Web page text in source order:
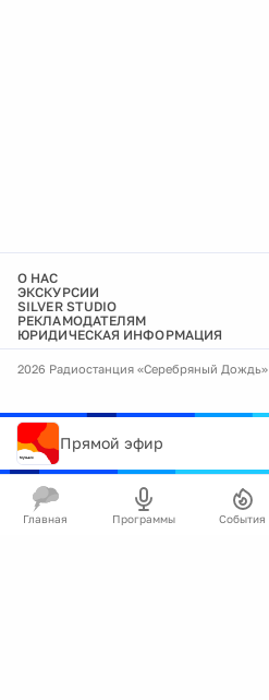
О НАС
ЭКСКУРСИИ
SILVER STUDIO
РЕКЛАМОДАТЕЛЯМ
ЮРИДИЧЕСКАЯ ИНФОРМАЦИЯ
2026 Радиостанция «Серебряный Дождь»
Прямой эфир
Главная Программы События